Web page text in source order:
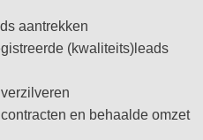
(kwaliteits)leads
en behaalde omzet